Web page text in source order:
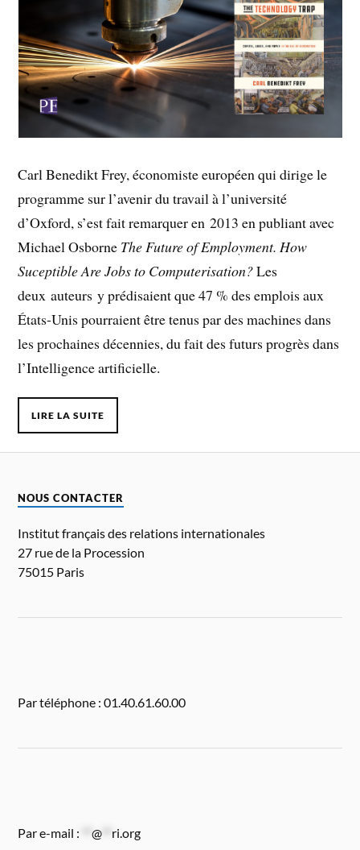
Carl Benedikt Frey, économiste européen qui dirige le
programme sur l’avenir du travail à l’université
d’Oxford, s’est fait remarquer en 2013 en publiant avec
Michael Osborne The Future of Employment. How
Suceptible Are Jobs to Computerisation?Les
deux auteurs y prédisaient que 47 % des emplois aux
États-Unis pourraient être tenus par des machines dans
les prochaines décennies, du fait des futurs progrès dans
l’Intelligence artificielle.
LIRE LA SUITE
NOUS CONTACTER
Institut français des relations internationales
27 rue de la Procession
75015 Paris
Par téléphone : 01.40.61.60.00
Par e-mail : **@ ri.org